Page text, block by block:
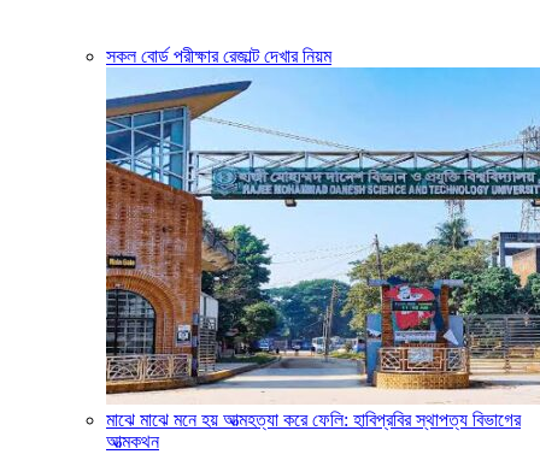
সকল বোর্ড পরীক্ষার রেজাল্ট দেখার নিয়ম
মাঝে মাঝে মনে হয় আত্মহত্যা করে ফেলি: হাবিপ্রবির স্থাপত্য বিভাগের
আত্মকথন